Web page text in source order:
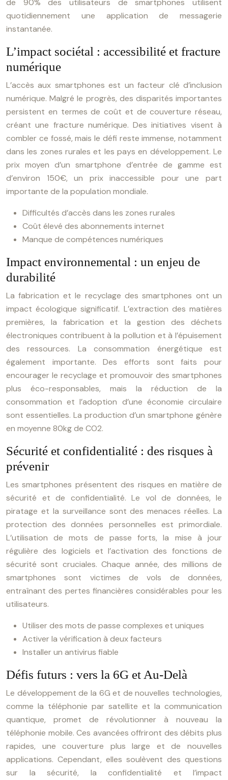
de 90% des utilisateurs de smartphones utilisent
quotidiennement une application de messagerie
instantanée.
L’impact sociétal : accessibilité et fracture
numérique
L’accès aux smartphones est un facteur clé d’inclusion
numérique. Malgré le progrès, des disparités importantes
persistent en termes de coût et de couverture réseau,
créant une fracture numérique. Des initiatives visent à
combler ce fossé, mais le défi reste immense, notamment
dans les zones rurales et les pays en développement. Le
prix moyen d’un smartphone d’entrée de gamme est
d’environ 150€, un prix inaccessible pour une part
importante de la population mondiale.
Difficultés d’accès dans les zones rurales
Coût élevé des abonnements internet
Manque de compétences numériques
Impact environnemental : un enjeu de
durabilité
La fabrication et le recyclage des smartphones ont un
impact écologique significatif. L’extraction des matières
premières, la fabrication et la gestion des déchets
électroniques contribuent à la pollution et à l’épuisement
des ressources. La consommation énergétique est
également importante. Des efforts sont faits pour
encourager le recyclage et promouvoir des smartphones
plus éco-responsables, mais la réduction de la
consommation et l’adoption d’une économie circulaire
sont essentielles. La production d’un smartphone génère
en moyenne 80kg de CO2.
Sécurité et confidentialité : des risques à
prévenir
Les smartphones présentent des risques en matière de
sécurité et de confidentialité. Le vol de données, le
piratage et la surveillance sont des menaces réelles. La
protection des données personnelles est primordiale.
L’utilisation de mots de passe forts, la mise à jour
régulière des logiciels et l’activation des fonctions de
sécurité sont cruciales. Chaque année, des millions de
smartphones sont victimes de vols de données,
entraînant des pertes financières considérables pour les
utilisateurs.
Utiliser des mots de passe complexes et uniques
Activer la vérification à deux facteurs
Installer un antivirus fiable
Défis futurs : vers la 6G et Au-Delà
Le développement de la 6G et de nouvelles technologies,
comme la téléphonie par satellite et la communication
quantique, promet de révolutionner à nouveau la
téléphonie mobile. Ces avancées offriront des débits plus
rapides, une couverture plus large et de nouvelles
applications. Cependant, elles soulèvent des questions
sur la sécurité, la confidentialité et l’impact